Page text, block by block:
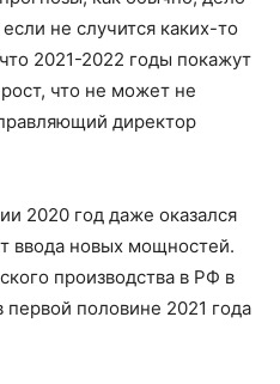
не случится каких-то
2021-2022 годы покажут
что не может не
директор
2020 год даже оказался
ввода новых мощностей.
производства в РФ в
первой половине 2021 года